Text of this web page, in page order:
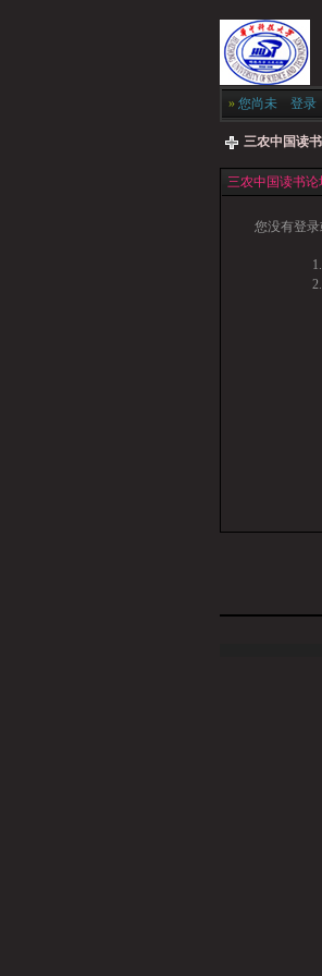
» 您尚未 登录
三农中国读
三农中国读书论
您没有登